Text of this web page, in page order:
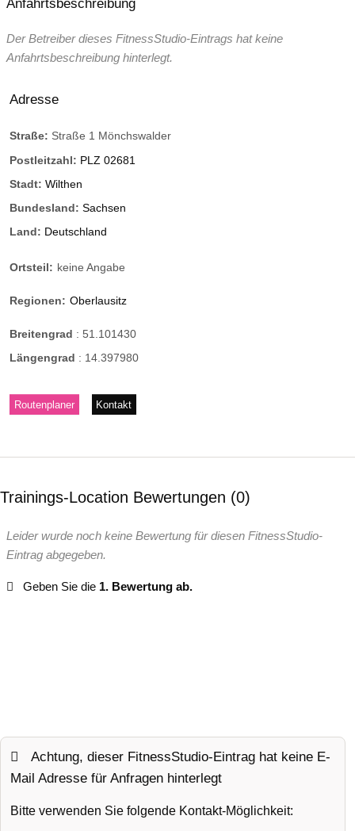
Anfahrtsbeschreibung
Der Betreiber dieses FitnessStudio-Eintrags hat keine
Anfahrtsbeschreibung hinterlegt.
Adresse
Straße: Straße 1 Mönchswalder
Postleitzahl: PLZ 02681
Stadt: Wilthen
Bundesland: Sachsen
Land: Deutschland
Ortsteil: keine Angabe
Regionen: Oberlausitz
Breitengrad : 51.101430
Längengrad : 14.397980
Routenplaner Kontakt
Trainings-Location Bewertungen 0
Leider wurde noch keine Bewertung für diesen FitnessStudio-
Eintrag abgegeben.
Geben Sie die 1. Bewertung ab.
Achtung, dieser FitnessStudio-Eintrag hat keine E-
Mail Adresse für Anfragen hinterlegt
Bitte verwenden Sie folgende Kontakt-Möglichkeit: